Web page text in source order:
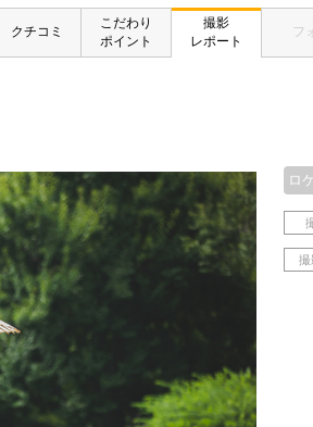
クチコミ
こだわり
ポイント
撮影
レポート
フ
ロ
撮